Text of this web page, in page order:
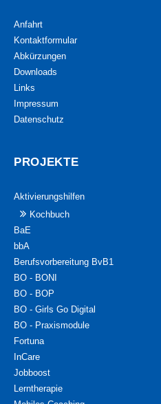
Anfahrt
Kontaktformular
Abkürzungen
Downloads
Links
Impressum
Datenschutz
PROJEKTE
Aktivierungshilfen
Kochbuch
BaE
bbA
Berufsvorbereitung BvB1
BO - BONI
BO - BOP
BO - Girls Go Digital
BO - Praxismodule
Fortuna
InCare
Jobboost
Lerntherapie